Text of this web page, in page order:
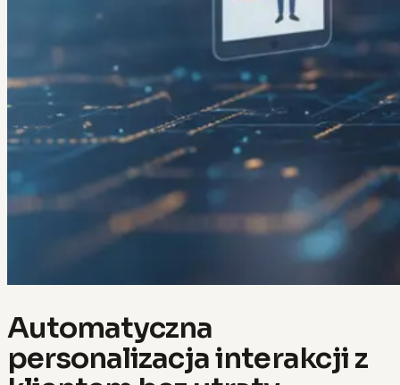
Automatyczna
personalizacja interakcji z